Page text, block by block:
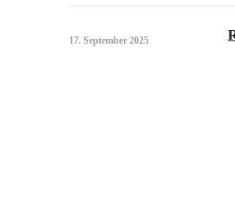
17. September 2025